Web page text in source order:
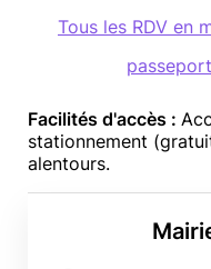
Tous les RDV en
Facilités d'accès :
stationnement
alentours.